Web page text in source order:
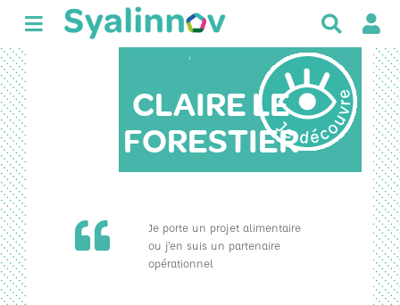
c
h
e
r
c
e
'
CLAIRE LE
FORESTIER
Je porte un projet alimentaire
ou j'en suis un partenaire
opérationnel